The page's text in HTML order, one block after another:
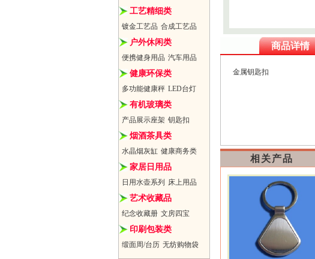
工艺精细类
镀金工艺品 合成工艺品
户外休闲类
便携健身用品 汽车用品
健康环保类
多功能健康秤 LED台灯
有机玻璃类
产品展示座架 钥匙扣
烟酒茶具类
水晶烟灰缸 健康商务类
家居日用品
日用水壶系列 床上用品
艺术收藏品
纪念收藏册 文房四宝
印刷包装类
缎面周/台历 无纺购物袋
商品详情
金属钥匙扣
相关产品